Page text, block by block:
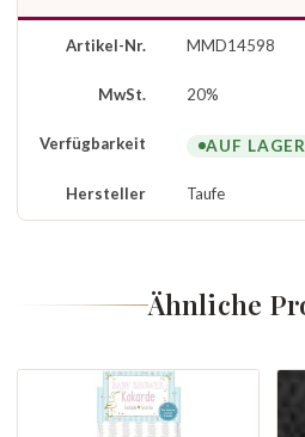
Artikel-Nr. MMD14598
MwSt. 20%
Verfügbarkeit AUF LAGER
Hersteller Taufe
Ähnliche